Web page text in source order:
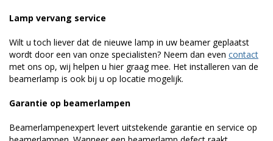
Lamp vervang service
Wilt u toch liever dat de nieuwe lamp in uw beamer geplaatst
wordt door een van onze specialisten? Neem dan even contact
met ons op, wij helpen u hier graag mee. Het installeren van de
beamerlamp is ook bij u op locatie mogelijk.
Garantie op beamerlampen
Beamerlampenexpert levert uitstekende garantie en service op